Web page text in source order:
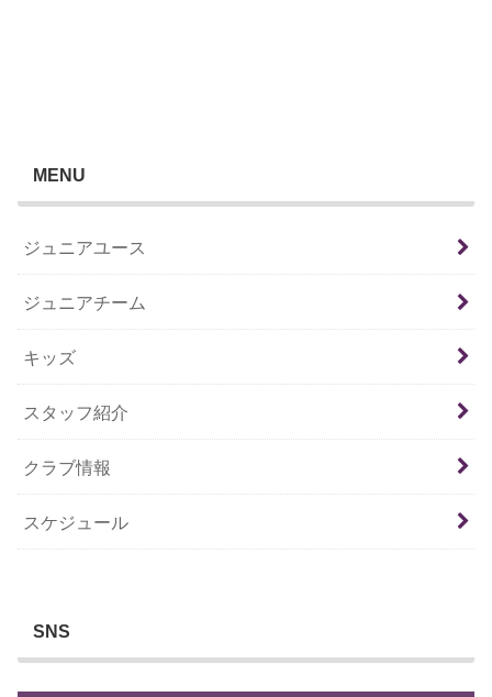
MENU
ジュニアユース
ジュニアチーム
キッズ
スタッフ紹介
クラブ情報
スケジュール
SNS